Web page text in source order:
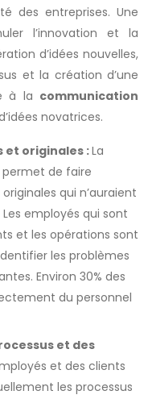
des entreprises. Une
l’innovation et la
d’idées nouvelles,
et la création d’une
à la communication
novatrices.
et originales :La
permet de faire
qui n’auraient
employés qui sont
et les opérations sont
les problèmes
Environ 30% des
du personnel
et des
et des clients
les processus